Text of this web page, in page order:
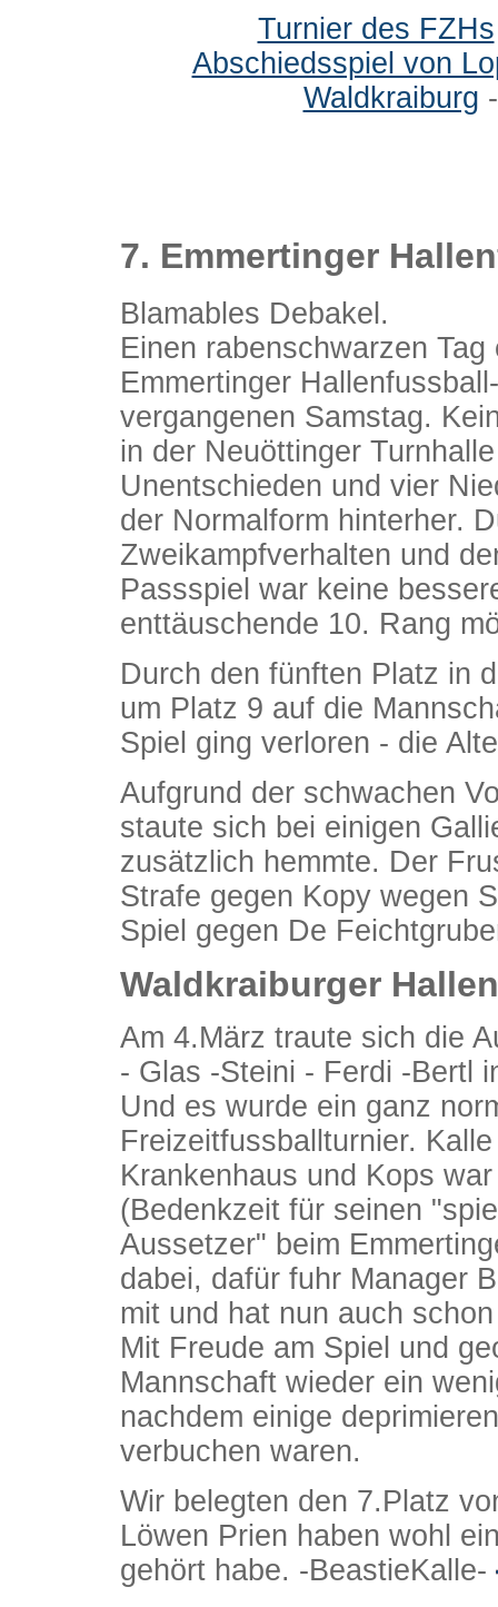
Turnier des FZHs
Abschiedsspiel von
Waldkraiburg
7. Emmertinger
Blamables Debakel.
Einen rabenschwarzen
Emmertinger
vergangenen Samstag.
in der Neuöttinger
Unentschieden und vier
der Normalform hinterher.
Zweikampfverhalten und
Passspiel war keine
enttäuschende 10. Rang
Durch den fünften Platz in
um Platz 9 auf die
Spiel ging verloren - die
Aufgrund der schwachen
staute sich bei einigen
zusätzlich hemmte. Der
Strafe gegen Kopy wegen
Spiel gegen De
Waldkraiburger
Am 4.März traute sich die
- Glas -Steini - Ferdi -Bertl
Und es wurde ein ganz
Freizeitfussballturnier.
Krankenhaus und Kops
(Bedenkzeit für seinen
Aussetzer" beim
dabei, dafür fuhr Manager
mit und hat nun auch
Mit Freude am Spiel und
Mannschaft wieder ein
nachdem einige
verbuchen waren.
Wir belegten den 7.Platz
Löwen Prien haben wohl
gehört habe. -BeastieKalle-